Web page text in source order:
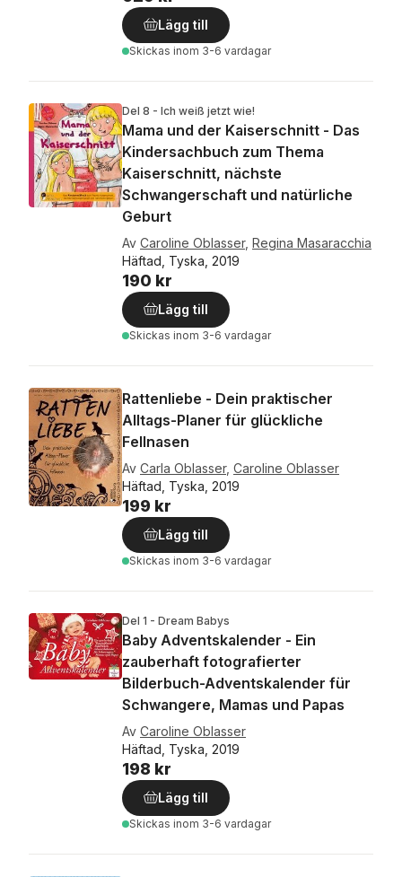
Lägg till
Skickas inom 3-6 vardagar
Del 8 - Ich weiß jetzt wie!
Mama und der Kaiserschnitt - Das
Kindersachbuch zum Thema
Kaiserschnitt, nächste
Schwangerschaft und natürliche
Geburt
Av Caroline Oblasser, Regina Masaracchia
Häftad, Tyska, 2019
190 kr
Lägg till
Skickas inom 3-6 vardagar
Rattenliebe - Dein praktischer
Alltags-Planer für glückliche
Fellnasen
Av Carla Oblasser, Caroline Oblasser
Häftad, Tyska, 2019
199 kr
Lägg till
Skickas inom 3-6 vardagar
Del 1 - Dream Babys
Baby Adventskalender - Ein
zauberhaft fotografierter
Bilderbuch-Adventskalender für
Schwangere, Mamas und Papas
Av Caroline Oblasser
Häftad, Tyska, 2019
198 kr
Lägg till
Skickas inom 3-6 vardagar